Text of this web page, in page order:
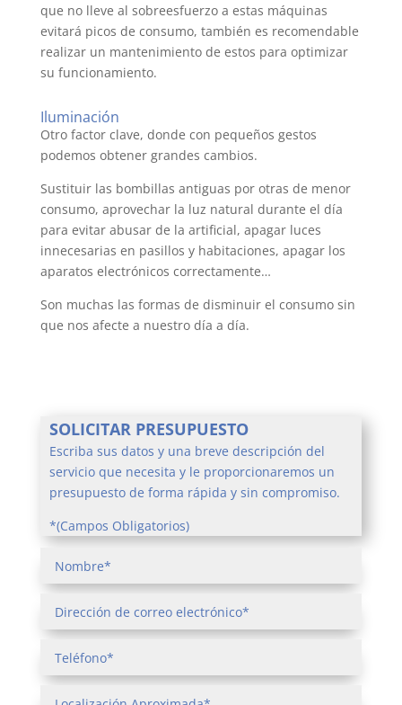
que no lleve al sobreesfuerzo a estas máquinas
evitará picos de consumo, también es recomendable
realizar un mantenimiento de estos para optimizar
su funcionamiento.
Iluminación
Otro factor clave, donde con pequeños gestos
podemos obtener grandes cambios.
Sustituir las bombillas antiguas por otras de menor
consumo, aprovechar la luz natural durante el día
para evitar abusar de la artificial, apagar luces
innecesarias en pasillos y habitaciones, apagar los
aparatos electrónicos correctamente…
Son muchas las formas de disminuir el consumo sin
que nos afecte a nuestro día a día.
SOLICITAR PRESUPUESTO
Escriba sus datos y una breve descripción del
servicio que necesita y le proporcionaremos un
presupuesto de forma rápida y sin compromiso.
*(Campos Obligatorios)